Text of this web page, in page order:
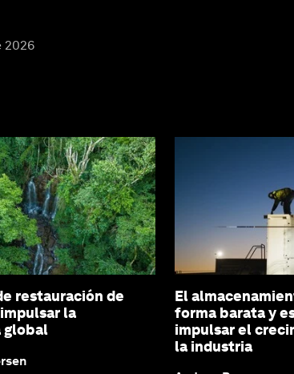
2026
restauración de
la
global
El
forma barata y
impulsar el
la industria